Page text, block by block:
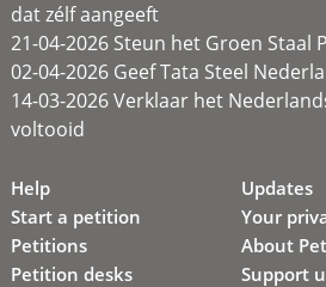
dat zélf aangeeft
21-04-2026 Steun het Groen Staal
02-04-2026 Geef Tata Steel
14-03-2026 Verklaar het
voltooid
Help
Start a petition
Petitions
Petition desks
Updates
Your
About
Support